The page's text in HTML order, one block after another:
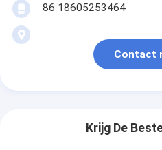
86 18605253464
Contact
Krijg De